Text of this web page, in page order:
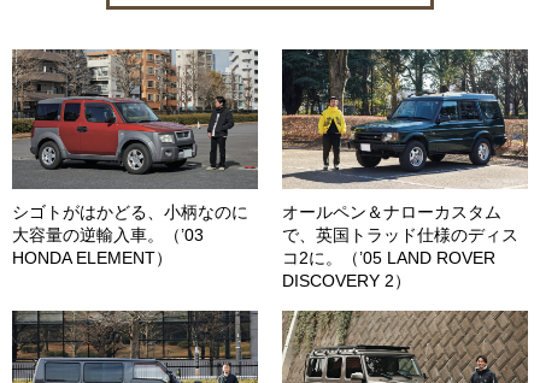
シゴトがはかどる、小柄なのに
大容量の逆輸入車。（’03
HONDA ELEMENT）
オールペン＆ナローカスタム
で、英国トラッド仕様のディス
コ2に。（’05 LAND ROVER
DISCOVERY 2）